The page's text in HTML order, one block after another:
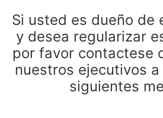
Si usted es dueño de
y desea regularizar
por favor contactese
nuestros ejecutivos
siguientes